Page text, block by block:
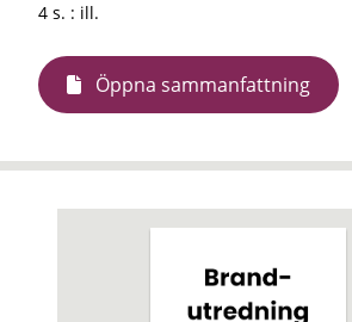
4 s. : ill.
Öppna sammanfattning